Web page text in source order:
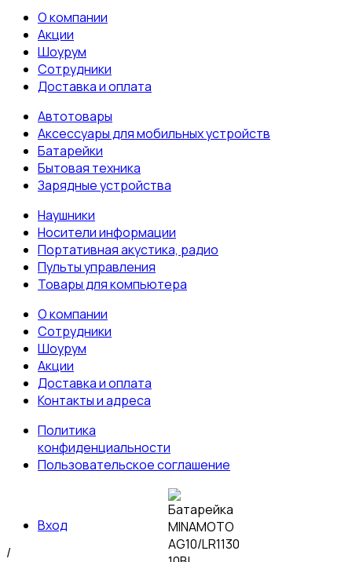
О компании
Акции
Шоурум
Сотрудники
Доставка и оплата
Автотовары
Аксессуары для мобильных устройств
Батарейки
Бытовая техника
Зарядные устройства
Наушники
Носители информации
Портативная акустика, радио
Пульты управления
Товары для компьютера
О компании
Сотрудники
Шоурум
Акции
Доставка и оплата
Контакты и адреса
Политика
конфиденциальности
Пользовательское соглашение
Вход
/